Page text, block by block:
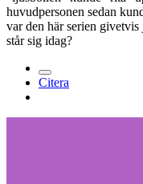
huvudpersonen sedan
var den här serien
står sig idag?
Citera